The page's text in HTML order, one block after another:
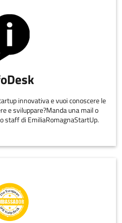
innovativa e vuoi conoscere le
e sviluppare?Manda una mail o
staff di EmiliaRomagnaStartUp.